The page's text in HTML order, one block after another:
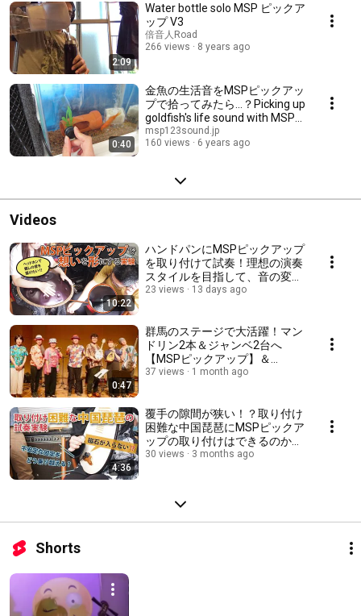
2:09
Water bottle solo MSP ピックア
ップ V3
倍音人Road
266 views
8 years ago
0:40
金魚の生活音をMSPピックアッ
プで拾ってみたら…？Picking up
goldfish's life sound with MSP
pickup & an amp
msp123sound.jp
160 views
6 years ago
Videos
10:22
ハンドパンにMSPピックアップ
を取り付けて試奏！理想の演奏
スタイルを目指して、音の変化
とベストな取り付け位置を検証
23 views 13 days ago
0:47
群馬のステージで大活躍！マン
ドリン2本＆ジャンベ2台へ
【MSPピックアップ】＆
【BeatJackシェーカー】！パー
37 views 1 month ago
4:36
覆手の隙間が狭い！？取り付け
困難な中国琵琶にMSPピックア
ップの取り付けはできるのか？
どんな音がでるのか？工夫は可
30 views 3 months ago
Shorts